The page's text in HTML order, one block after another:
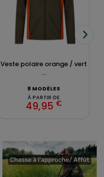
Veste polaire orange / vert
...
8 MODÈLES
À PARTIR DE
49,95 €